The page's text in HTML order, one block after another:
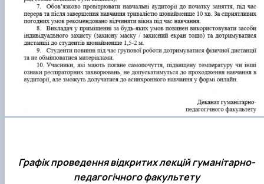
Графік проведення відкритих лекцій гуманітарно-
педагогічного факультету